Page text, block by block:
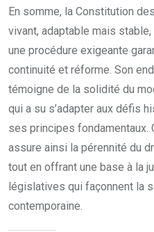
En somme, la Constitution
vivant, adaptable mais
une procédure exigeante
continuité et réforme. Son
témoigne de la solidité du
qui a su s’adapter aux défis
ses principes fondamentaux.
assure ainsi la pérennité du
tout en offrant une base à la
législatives qui façonnent la
contemporaine.